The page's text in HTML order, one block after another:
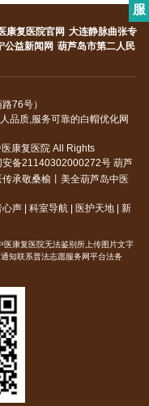
康复医院官网 大连静脉曲张专
公益新闻网 葫芦岛市第二人民
76号）
质,服务可靠的白帽优化网
康复医院 All Rights
安备21140302000272号 葫芦
承敬桑榆丨美全葫芦岛中医
心声 科室导航 医护天地
新
医康复医院无法鉴别所上传图片文字
知联系普法志愿服务网平台法务
服